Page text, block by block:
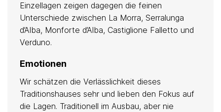
Einzellagen zeigen dagegen die feinen
Unterschiede zwischen La Morra, Serralunga
d’Alba, Monforte d’Alba, Castiglione Falletto und
Verduno.
Emotionen
Wir schätzen die Verlässlichkeit dieses
Traditionshauses sehr und lieben den Fokus auf
die Lagen. Traditionell im Ausbau, aber nie